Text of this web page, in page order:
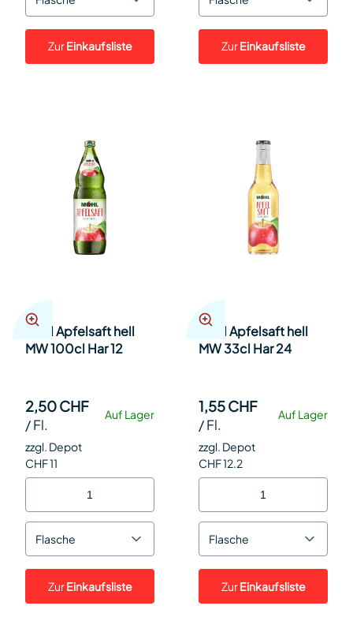
ZurEinkaufsliste ZurEinkaufsliste
Möhl Apfelsaft hell
MW 100cl Har 12
Auf Lager
2,50 CHF
/Fl.
zzgl. Depot
CHF 11
Flasche
ZurEinkaufsliste
Möhl Apfelsaft hell
MW 33cl Har 24
Auf Lager
1,55 CHF
/Fl.
zzgl. Depot
CHF 12.2
Flasche
ZurEinkaufsliste